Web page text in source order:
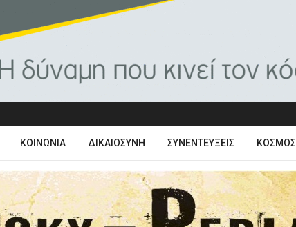
ΚΟΙΝΩΝΊΑ ΔΙΚΑΙΟΣΎΝΗ ΣΥΝΕΝΤΕΎΞΕΙΣ ΚΌΣΜΟΣ